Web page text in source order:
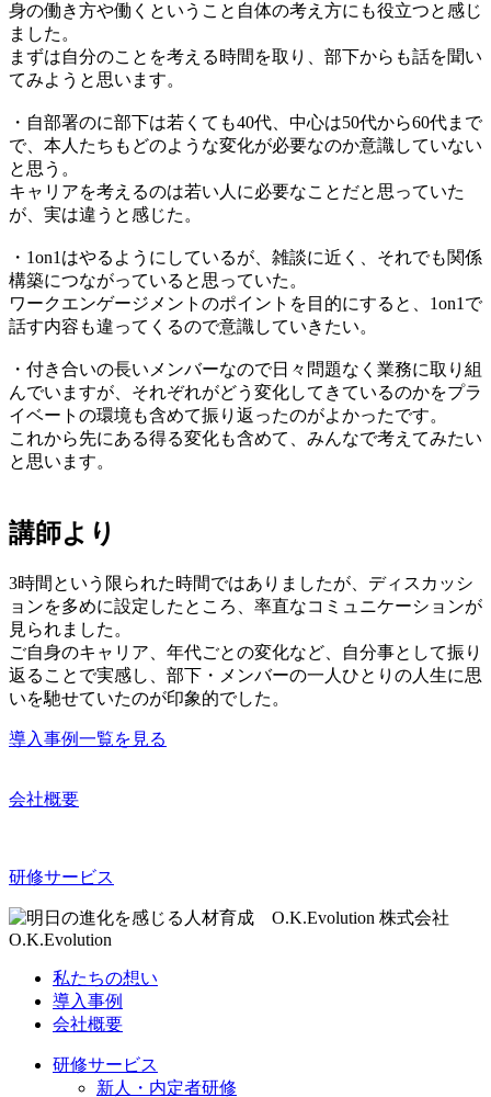
身の働き方や働くということ自体の考え方にも役立つと感じ
ました。
まずは自分のことを考える時間を取り、部下からも話を聞い
てみようと思います。
・自部署のに部下は若くても40代、中心は50代から60代まで
で、本人たちもどのような変化が必要なのか意識していない
と思う。
キャリアを考えるのは若い人に必要なことだと思っていた
が、実は違うと感じた。
・1on1はやるようにしているが、雑談に近く、それでも関係
構築につながっていると思っていた。
ワークエンゲージメントのポイントを目的にすると、1on1で
話す内容も違ってくるので意識していきたい。
・付き合いの長いメンバーなので日々問題なく業務に取り組
んでいますが、それぞれがどう変化してきているのかをプラ
イベートの環境も含めて振り返ったのがよかったです。
これから先にある得る変化も含めて、みんなで考えてみたい
と思います。
講師より
3時間という限られた時間ではありましたが、ディスカッシ
ョンを多めに設定したところ、率直なコミュニケーションが
見られました。
ご自身のキャリア、年代ごとの変化など、自分事として振り
返ることで実感し、部下・メンバーの一人ひとりの人生に思
いを馳せていたのが印象的でした。
導入事例一覧を見る
会社概要
研修サービス
株式会社
O.K.Evolution
私たちの想い
導入事例
会社概要
研修サービス
新人・内定者研修